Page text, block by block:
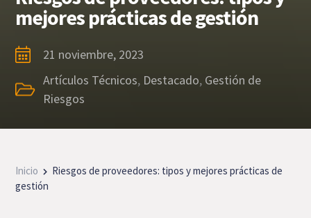
mejores prácticas de gestión
21 noviembre, 2023
Artículos Técnicos, Destacado, Gestión de
Riesgos
Inicio
Riesgos de proveedores: tipos y mejores prácticas de
gestión